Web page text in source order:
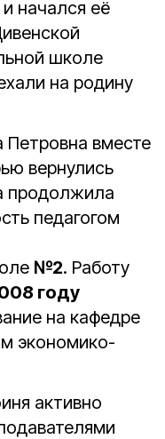
начался её
школе
на родину
Петровна вместе
вернулись
продолжила
педагогом
№2. Работу
году
на кафедре
экономико-
активно